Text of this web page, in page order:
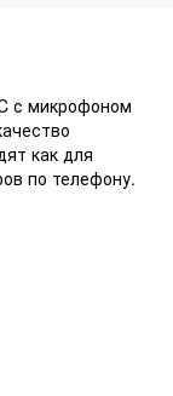
с микрофоном
как для
по телефону.